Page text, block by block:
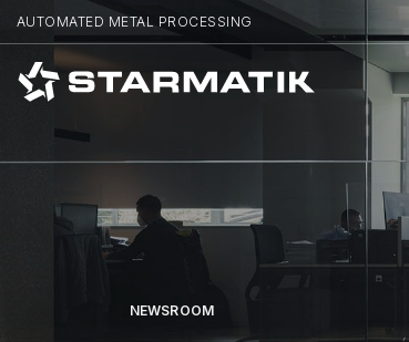
AUTOMATED METAL PROCESSING
NEWSROOM